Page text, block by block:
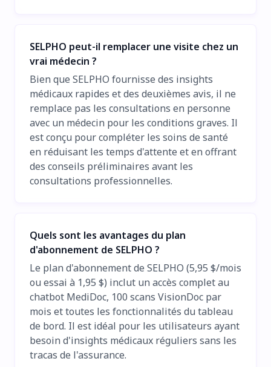
SELPHO peut-il remplacer une visite chez un
vrai médecin ?
Bien que SELPHO fournisse des insights
médicaux rapides et des deuxièmes avis, il ne
remplace pas les consultations en personne
avec un médecin pour les conditions graves. Il
est conçu pour compléter les soins de santé
en réduisant les temps d'attente et en offrant
des conseils préliminaires avant les
consultations professionnelles.
Quels sont les avantages du plan
d'abonnement de SELPHO ?
Le plan d'abonnement de SELPHO (5,95 $/mois
ou essai à 1,95 $) inclut un accès complet au
chatbot MediDoc, 100 scans VisionDoc par
mois et toutes les fonctionnalités du tableau
de bord. Il est idéal pour les utilisateurs ayant
besoin d'insights médicaux réguliers sans les
tracas de l'assurance.